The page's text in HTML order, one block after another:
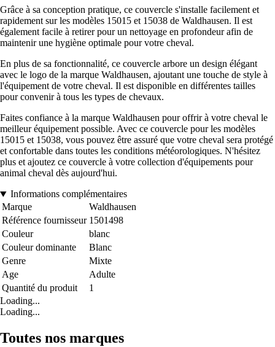
Grâce à sa conception pratique, ce couvercle s'installe facilement et
rapidement sur les modèles 15015 et 15038 de Waldhausen. Il est
également facile à retirer pour un nettoyage en profondeur afin de
maintenir une hygiène optimale pour votre cheval.
En plus de sa fonctionnalité, ce couvercle arbore un design élégant
avec le logo de la marque Waldhausen, ajoutant une touche de style à
l'équipement de votre cheval. Il est disponible en différentes tailles
pour convenir à tous les types de chevaux.
Faites confiance à la marque Waldhausen pour offrir à votre cheval le
meilleur équipement possible. Avec ce couvercle pour les modèles
15015 et 15038, vous pouvez être assuré que votre cheval sera protégé
et confortable dans toutes les conditions météorologiques. N'hésitez
plus et ajoutez ce couvercle à votre collection d'équipements pour
animal cheval dès aujourd'hui.
Informations complémentaires
Marque
Waldhausen
Référence fournisseur 1501498
Couleur
blanc
Couleur dominante
Blanc
Genre
Mixte
Age
Adulte
Quantité du produit
1
Loading...
Loading...
Toutes nos marques